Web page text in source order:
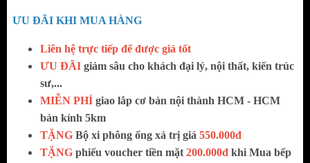
ƯU ĐÃI KHI MUA HÀNG
Liên hệ trực tiếp để được giá tốt
ƯU ĐÃI giảm sâu cho khách đại lý, nội thất, kiến trúc
sư,...
MIỄN PHÍ giao lắp cơ bản nội thành HCM - HCM
bán kính 5km
TẶNG Bộ xi phông ống xả trị giá 550.000đ
TẶNG phiếu voucher tiền mặt 200.000đ khi Mua bếp